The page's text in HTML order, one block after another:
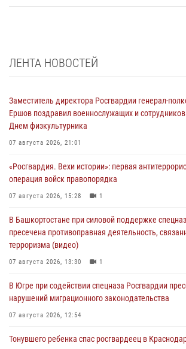
ЛЕНТА НОВОСТЕЙ
Заместитель директора Росгвардии генерал-
Ершов поздравил военнослужащих и
Днем физкультурника
07 августа 2026, 21:01
«Росгвардия. Вехи истории»: первая
операция войск правопорядка
07 августа 2026, 15:28 1
В Башкортостане при силовой поддержке
пресечена противоправная деятельность,
терроризма (видео)
07 августа 2026, 13:30 1
В Югре при содействии спецназа Росгвардии
нарушений миграционного законодательства
07 августа 2026, 12:54
Тонувшего ребенка спас росгвардеец в